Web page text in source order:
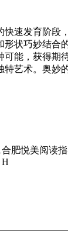
快速发育阶段
形状巧妙结合
可能，获得期
艺术。奥妙
合肥悦美阅读
H